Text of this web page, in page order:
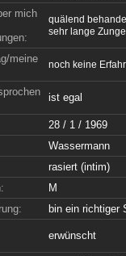
mich
quälend
sehr lange
meine
noch keine
ist egal
28 / 1 / 1969
Wassermann
rasiert (intim)
M
bin ein richtiger
erwünscht